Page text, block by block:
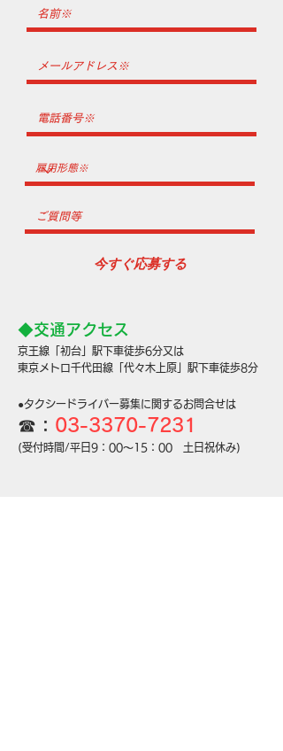
今すぐ応募する
◆交通アクセス
京王線「初台」駅下車徒歩6分又は
東京メトロ千代田線「代々木上原」駅下車徒歩8分
●タクシードライバー募集に関するお問合せは
☎： 03-3370-7231
(受付時間/平日9：00～15：00 土日祝休み)